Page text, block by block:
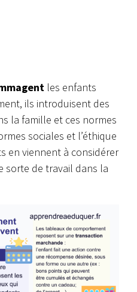
les enfants
ils introduisent des
la famille et ces normes
sociales et l’éthique
en viennent à considérer
sorte de travail dans la